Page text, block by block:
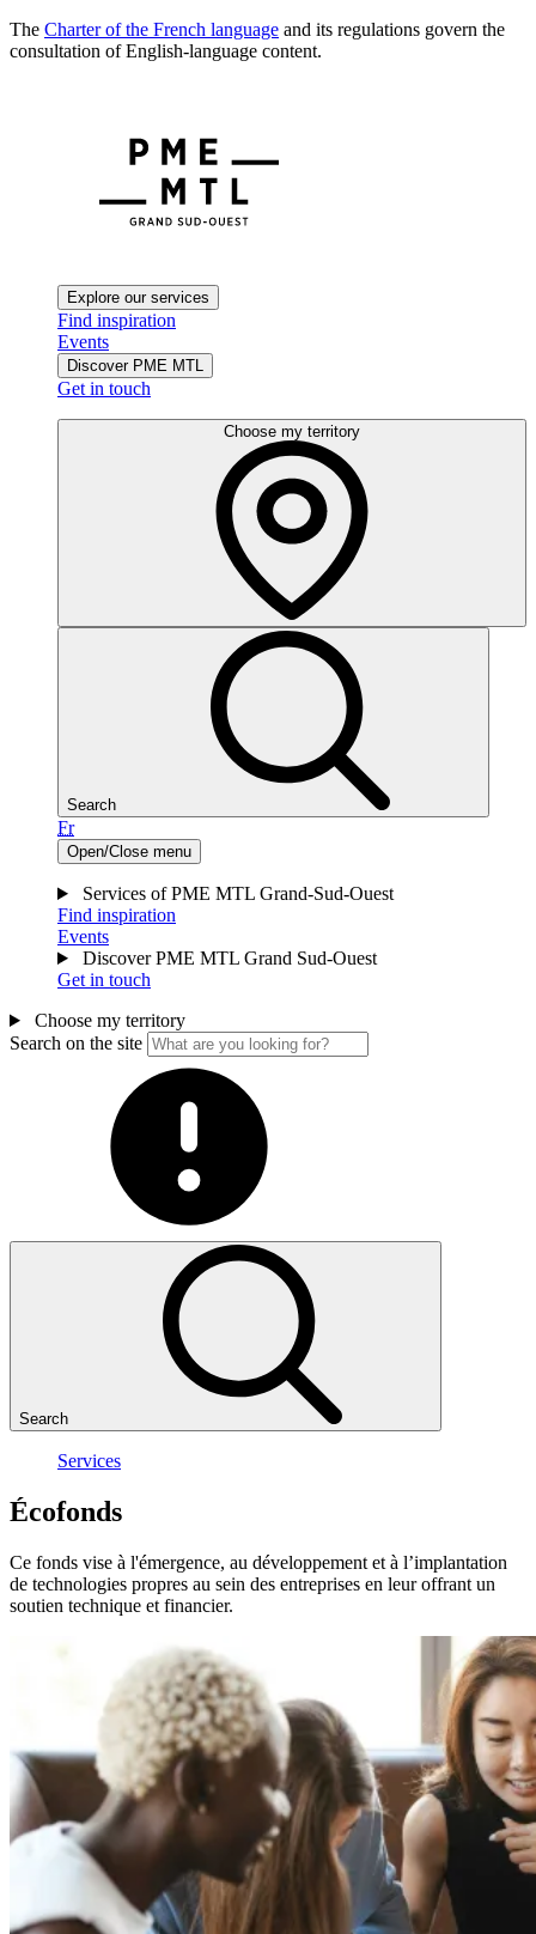
The Charter of the French language and its regulations govern the
consultation of English-language content.
Explore our services
Find inspiration
Events
Discover PME MTL
Get in touch
Choose my territory
Search
Fr
Open/Close menu
Services of PME MTL Grand-Sud-Ouest
Find inspiration
Events
Discover PME MTL Grand Sud-Ouest
Get in touch
Choose my territory
Search on the site
Search
Services
Écofonds
Ce fonds vise à l'émergence, au développement et à l’implantation
de technologies propres au sein des entreprises en leur offrant un
soutien technique et financier.